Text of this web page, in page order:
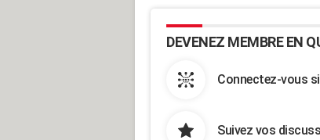
DEVENEZ MEMBRE EN
Connectez-vous
Suivez vos